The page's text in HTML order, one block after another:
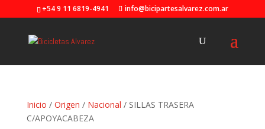
+54 9 11 6819-4941 info@bicipartesalvarez.com.ar
Inicio / Origen / Nacional / SILLAS TRASERA
C/APOYACABEZA